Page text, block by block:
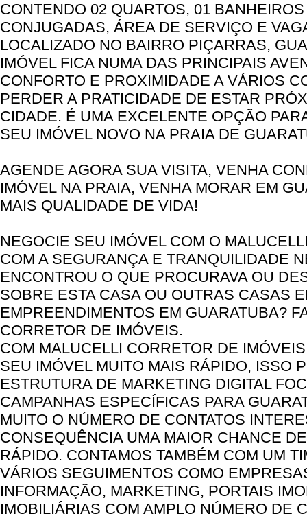
CONTENDO 02 QUARTOS, 01
CONJUGADAS, ÁREA DE SERVIÇO E
LOCALIZADO NO BAIRRO PIÇARRAS,
IMÓVEL FICA NUMA DAS PRINCIPAIS
CONFORTO E PROXIMIDADE A VÁRIOS
PERDER A PRATICIDADE DE ESTAR
CIDADE. É UMA EXCELENTE OPÇÃO
SEU IMÓVEL NOVO NA PRAIA DE
AGENDE AGORA SUA VISITA, VENHA
IMÓVEL NA PRAIA, VENHA MORAR EM
MAIS QUALIDADE DE VIDA!
NEGOCIE SEU IMÓVEL COM O
COM A SEGURANÇA E TRANQUILIDADE
ENCONTROU O QUE PROCURAVA OU
SOBRE ESTA CASA OU OUTRAS CASAS
EMPREENDIMENTOS EM GUARATUBA?
CORRETOR DE IMÓVEIS.
COM MALUCELLI CORRETOR DE
SEU IMÓVEL MUITO MAIS RÁPIDO, ISSO
ESTRUTURA DE MARKETING DIGITAL
CAMPANHAS ESPECÍFICAS PARA
MUITO O NÚMERO DE CONTATOS
CONSEQUÊNCIA UMA MAIOR CHANCE
RÁPIDO. CONTAMOS TAMBÉM COM UM
VÁRIOS SEGUIMENTOS COMO
INFORMAÇÃO, MARKETING, PORTAIS
IMOBILIÁRIAS COM AMPLO NÚMERO DE